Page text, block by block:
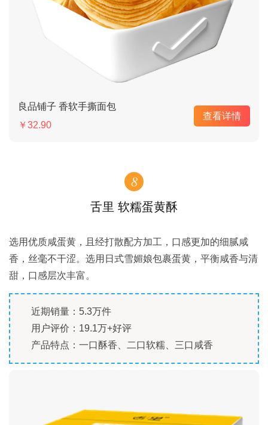
良品铺子 香软手撕面包
￥32.90
查看详情
8
舌里 软糯蛋黄酥
选用优质咸蛋黄，且经打散配方加工，口感更加的细腻咸
香，丝毫不干涩。选用日式雪媚娘包裹蛋黄，平衡咸香与清
甜，口感层次丰富。
近期销量：5.3万件
用户评价：19.1万+好评
产品特点：一口酥香、二口软糯、三口咸香